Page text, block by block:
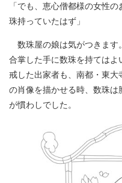
「でも、恵心僧都様の女性
珠持っていたはず」
数珠屋の娘は気がつきます
合掌した手に数珠を持ては
戒した出家者も、南都・東
の肖像を描かせる時、数珠は
が慣わしでした。